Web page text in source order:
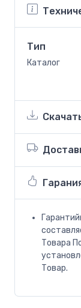
Тип
Каталог
Товара
Товар.